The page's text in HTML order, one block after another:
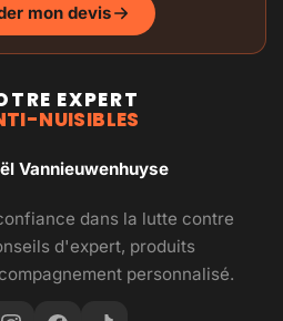
mon devis
EXPERT
NUISIBLES
Vannieuwenhuyse
dans la lutte contre
d'expert, produits
personnalisé.